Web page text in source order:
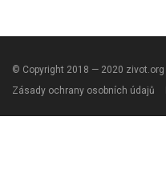
© Copyright 2018 — 2020 zivot.org
Zásady ochrany osobních údajů